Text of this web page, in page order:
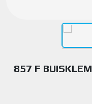
857 F BUISKLEM